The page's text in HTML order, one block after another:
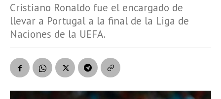
Cristiano Ronaldo fue el encargado de
llevar a Portugal a la final de la Liga de
Naciones de la UEFA.